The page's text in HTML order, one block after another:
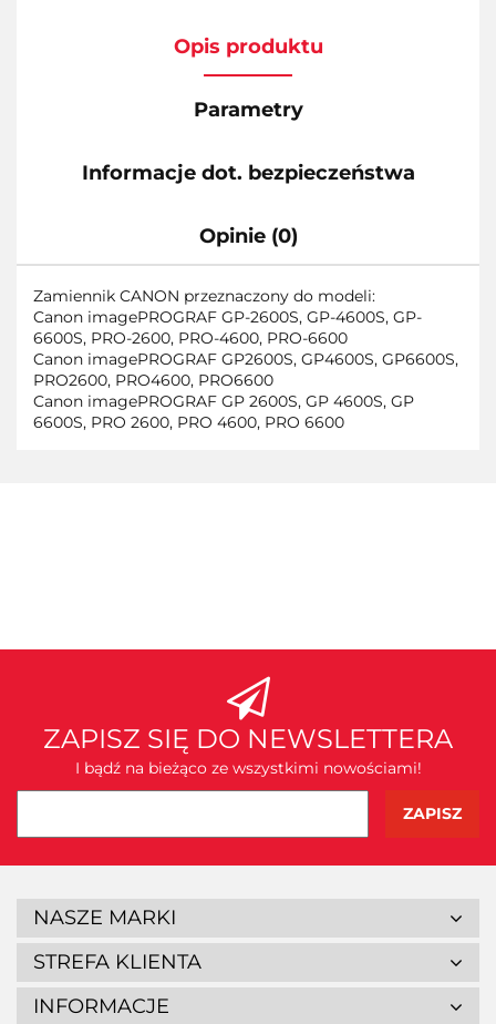
Opis produktu
Parametry
Informacje dot. bezpieczeństwa
Opinie (0)
Zamiennik CANON przeznaczony do modeli:
Canon imagePROGRAF GP-2600S, GP-4600S, GP-
6600S, PRO-2600, PRO-4600, PRO-6600
Canon imagePROGRAF GP2600S, GP4600S, GP6600S,
PRO2600, PRO4600, PRO6600
Canon imagePROGRAF GP 2600S, GP 4600S, GP
6600S, PRO 2600, PRO 4600, PRO 6600
ZAPISZ SIĘ DO NEWSLETTERA
I bądź na bieżąco ze wszystkimi nowościami!
NASZE MARKI
STREFA KLIENTA
INFORMACJE